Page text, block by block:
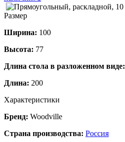
Размер
Ширина: 100
Высота: 77
Длина стола в разложенном виде:
Длина: 200
Характеристики
Бренд: Woodville
Страна производства: Россия